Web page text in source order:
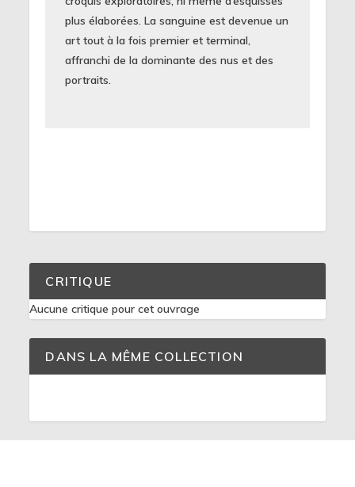
plus élaborées. La sanguine est devenue un
art tout à la fois premier et terminal,
affranchi de la dominante des nus et des
portraits.
CRITIQUE
Aucune critique pour cet ouvrage
DANS LA MÊME COLLECTION